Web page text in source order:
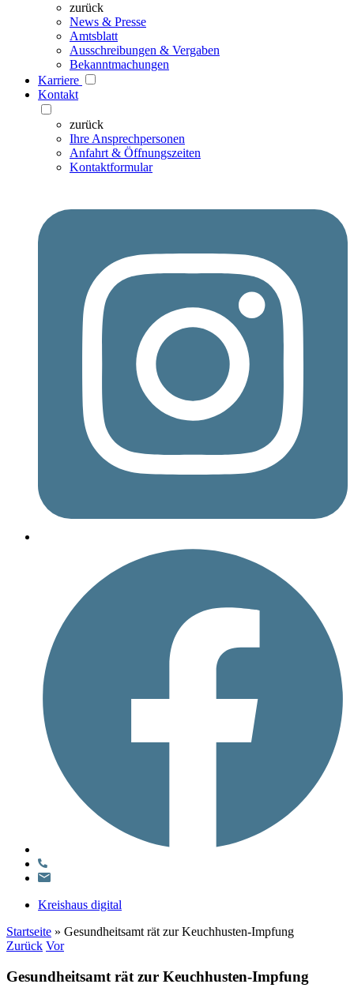
zurück
News & Presse
Amtsblatt
Ausschreibungen & Vergaben
Bekanntmachungen
Karriere
Kontakt
zurück
Ihre Ansprechpersonen
Anfahrt & Öffnungszeiten
Kontaktformular
Kreishaus digital
Startseite » Gesundheitsamt rät zur Keuchhusten-Impfung
Zurück Vor
Gesundheitsamt rät zur Keuchhusten-Impfung